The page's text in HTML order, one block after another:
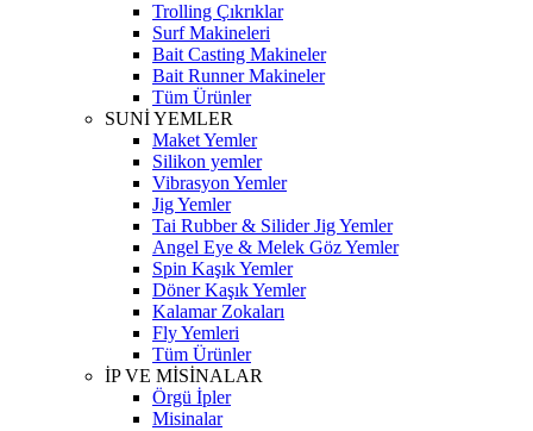
Trolling Çıkrıklar
Surf Makineleri
Bait Casting Makineler
Bait Runner Makineler
Tüm Ürünler
SUNİ YEMLER
Maket Yemler
Silikon yemler
Vibrasyon Yemler
Jig Yemler
Tai Rubber & Silider Jig Yemler
Angel Eye & Melek Göz Yemler
Spin Kaşık Yemler
Döner Kaşık Yemler
Kalamar Zokaları
Fly Yemleri
Tüm Ürünler
İP VE MİSİNALAR
Örgü İpler
Misinalar